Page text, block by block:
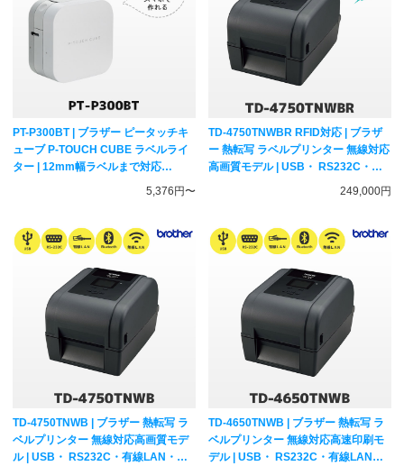
PT-P300BT | ブラザー ピータッチキ
ューブ P-TOUCH CUBE ラベルライ
ター | 12mm幅ラベルまで対応
Bluetooth接続 スマホ作成可能 ラベ
5,376円〜
TD-4750TNWBR RFID対応 | ブラザ
ー 熱転写 ラベルプリンター 無線対応
高画質モデル | USB・ RS232C・有
線LAN・無線LAN WiFi・Bluetooth
249,000円
TD-4750TNWB | ブラザー 熱転写 ラ
ベルプリンター 無線対応高画質モデ
ル | USB・ RS232C・有線LAN・無
TD-4650TNWB | ブラザー 熱転写 ラ
ベルプリンター 無線対応高速印刷モ
デル | USB・ RS232C・有線LAN・